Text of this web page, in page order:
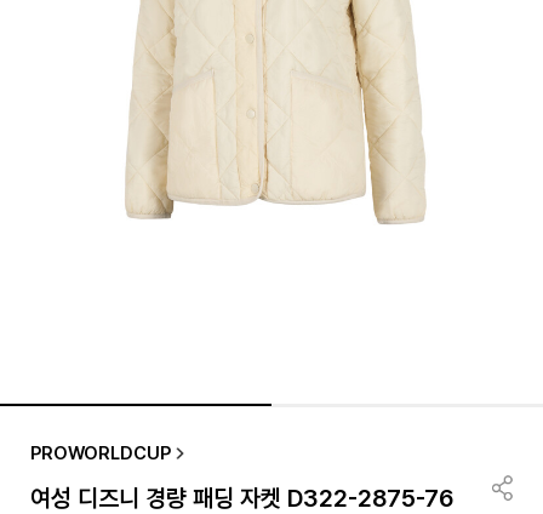
PROWORLDCUP
여성 디즈니 경량 패딩 자켓 D322-2875-76